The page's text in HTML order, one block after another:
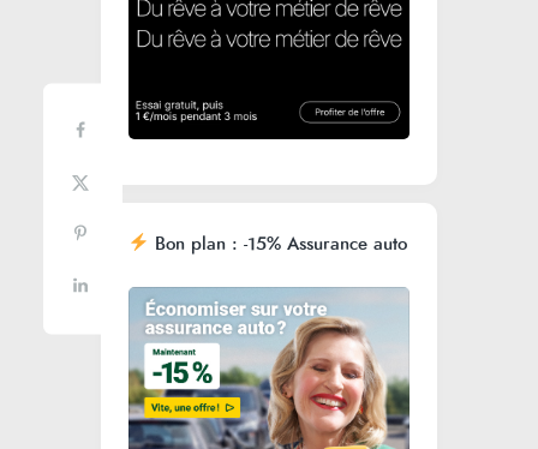
Bon plan : -15% Assurance auto